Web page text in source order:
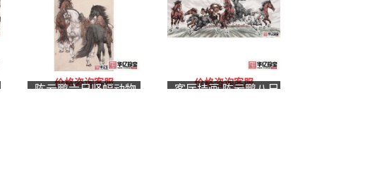
陈云鹏六尺竖幅动物
价格咨询客服
客厅挂画 陈云鹏八尺
价格咨询客服